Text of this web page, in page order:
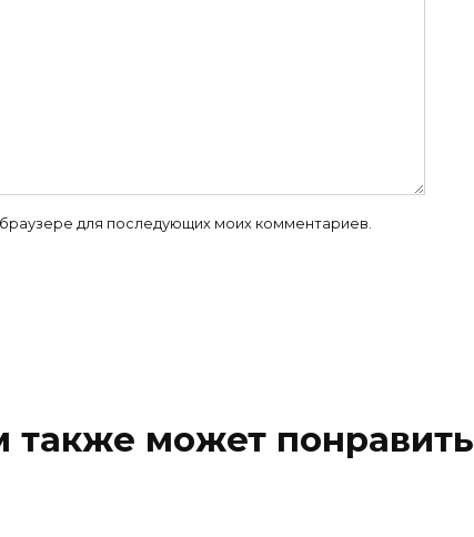
для последующих моих комментариев.
также может